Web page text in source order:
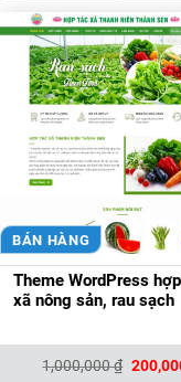
BÁN HÀNG
Theme WordPress
xã nông sản, rau sạch
1,000,000₫ Giá